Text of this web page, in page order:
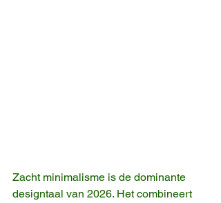
Zacht minimalisme is de dominante
designtaal van 2026. Het combineert